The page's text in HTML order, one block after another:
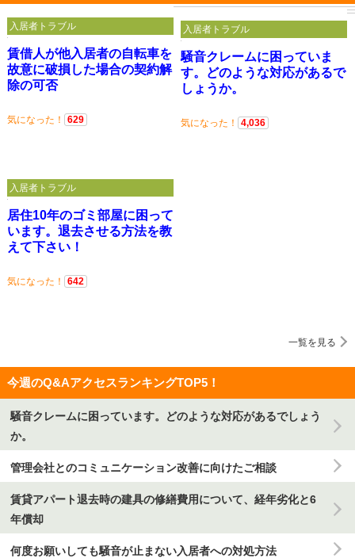
賃借人が他入居者の自転車を
故意に破損した場合の契約解
除の可否
気になった！ 629
入居者トラブル
騒音クレームに困っていま
す。どのような対応があるで
しょうか。
気になった！ 4,036
入居者トラブル
居住10年のゴミ部屋に困って
います。退去させる方法を教
えて下さい！
気になった！ 642
入居者トラブル
一覧を見る
今週のQ&AアクセスランキングTOP5！
騒音クレームに困っています。どのような対応があるでしょう
か。
管理会社とのコミュニケーション改善に向けたご相談
賃貸アパート退去時の建具の修繕費用について、経年劣化と6
年償却
何度お願いしても騒音が止まない入居者への対処方法